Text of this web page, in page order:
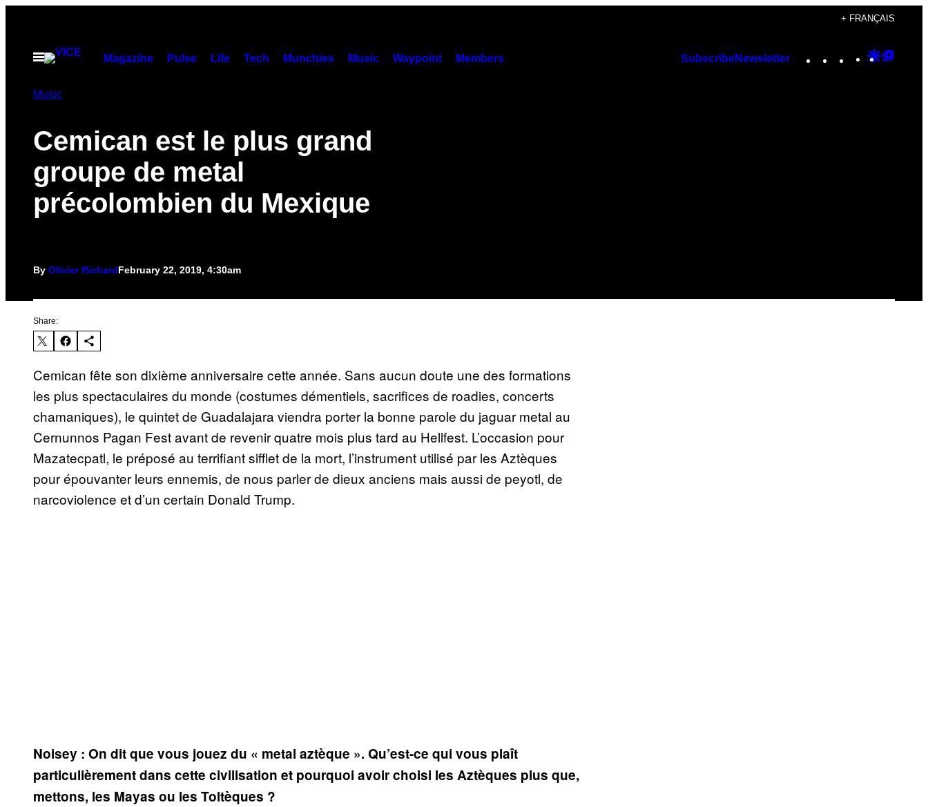
content
+ FRANÇAIS
Open
Magazine Pulse Life Tech Munchies Music Waypoint Members SubscribeNewsletter Instagram
TikTok
YouTube
Google
Music
Cemican est le plus grand
groupe de metal
précolombien du Mexique
By Olivier RichardFebruary 22, 2019, 4:30am
Share:
Cemican fête son dixième anniversaire cette année. Sans aucun doute une des formations
les plus spectaculaires du monde (costumes démentiels, sacrifices de roadies, concerts
chamaniques), le quintet de Guadalajara viendra porter la bonne parole du jaguar metal au
Cernunnos Pagan Fest avant de revenir quatre mois plus tard au Hellfest. L’occasion pour
Mazatecpatl, le préposé au terrifiant sifflet de la mort, l’instrument utilisé par les Aztèques
pour épouvanter leurs ennemis, de nous parler de dieux anciens mais aussi de peyotl, de
narcoviolence et d’un certain Donald Trump.
Noisey : On dit que vous jouez du « metal aztèque ». Qu’est-ce qui vous plaît
particulièrement dans cette civilisation et pourquoi avoir choisi les Aztèques plus que,
mettons, les Mayas ou les Toltèques ?